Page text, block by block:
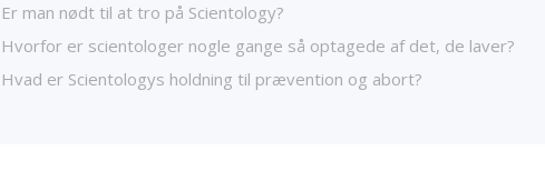
Er man nødt til at tro på Scientology?
Hvorfor er scientologer nogle gange så optagede af det, de laver?
Hvad er Scientologys holdning til prævention og abort?